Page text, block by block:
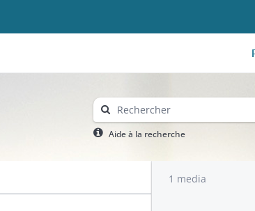
Aide à la recherche
1 media